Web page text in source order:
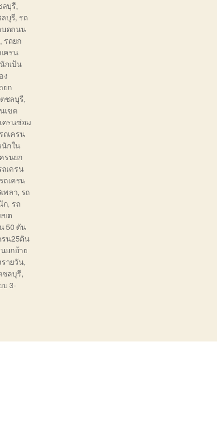
ลบุรี,
บุรี, รถ
บดถนน
, รถยก
ครน
กเป้น
ง
ยก
ชลบุรี,
เขต
ครนซ่อม
รถเครน
นักใน
รนยก
ถเครน
รถเครน
พลา, รถ
ก, รถ
ขต
50 ตัน
รน25ตัน
ยกย้าย
ายวัน,
ชลบุรี,
บ 3-